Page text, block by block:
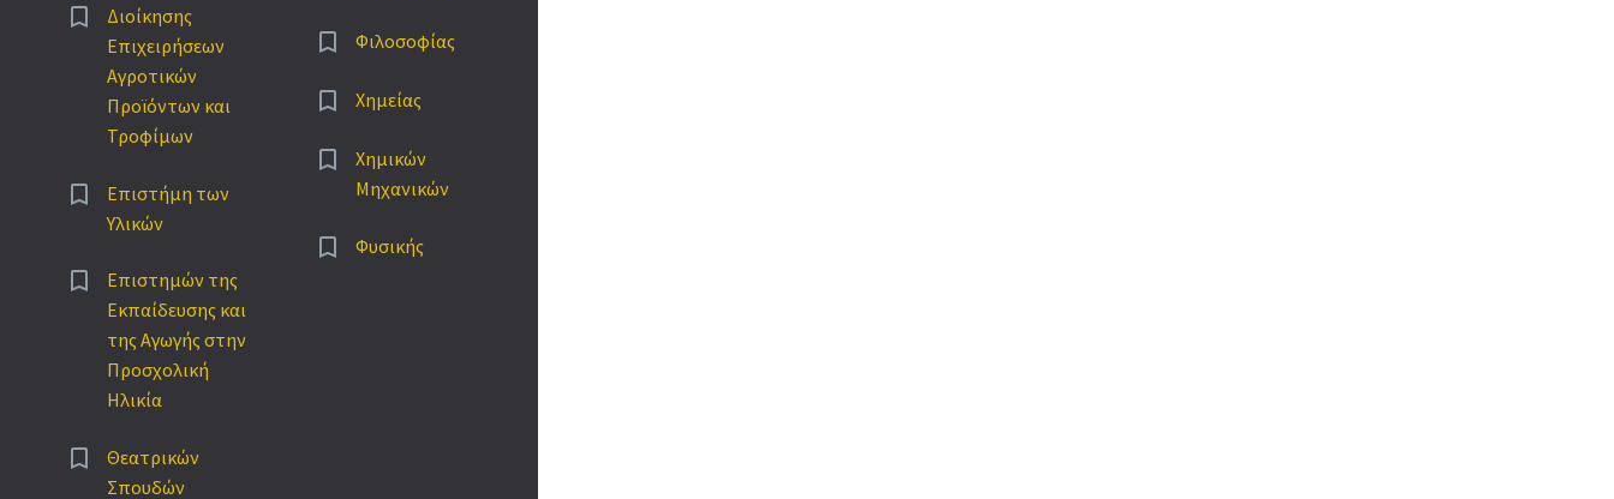


Διοίκησης
Επιχειρήσεων
Αγροτικών
Προϊόντων και
Τροφίμων


Επιστήμη των
Υλικών


Επιστημών της
Εκπαίδευσης και
της Αγωγής στην
Προσχολική
Ηλικία


Θεατρικών
Σπουδών

 Φιλοσοφίας

 Χημείας


Χημικών
Μηχανικών

 Φυσικής